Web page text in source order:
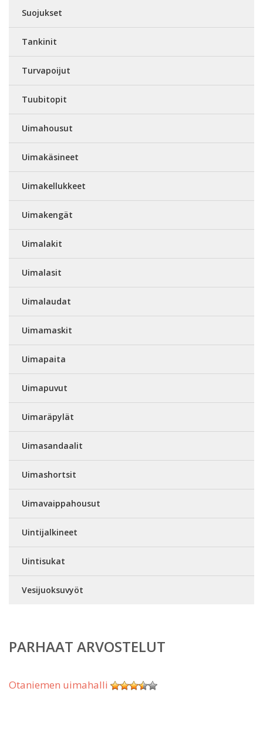
Suojukset
Tankinit
Turvapoijut
Tuubitopit
Uimahousut
Uimakäsineet
Uimakellukkeet
Uimakengät
Uimalakit
Uimalasit
Uimalaudat
Uimamaskit
Uimapaita
Uimapuvut
Uimaräpylät
Uimasandaalit
Uimashortsit
Uimavaippahousut
Uintijalkineet
Uintisukat
Vesijuoksuvyöt
PARHAAT ARVOSTELUT
Otaniemen uimahalli